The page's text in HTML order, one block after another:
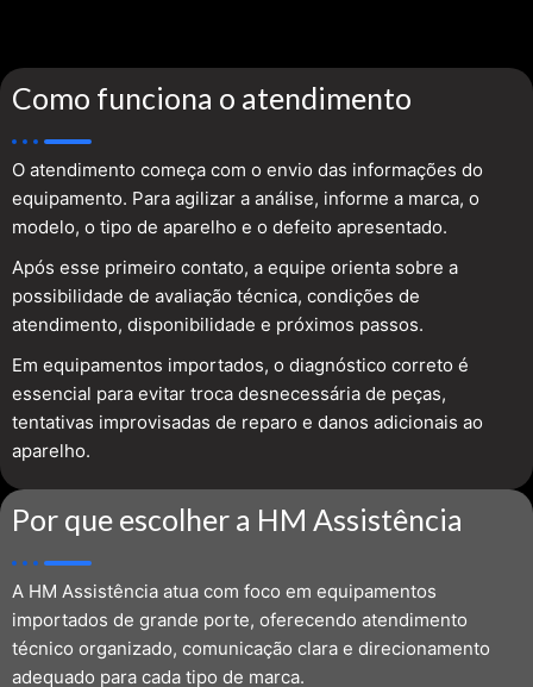
Como funciona o atendimento
O atendimento começa com o envio das informações do
equipamento. Para agilizar a análise, informe a marca, o
modelo, o tipo de aparelho e o defeito apresentado.
Após esse primeiro contato, a equipe orienta sobre a
possibilidade de avaliação técnica, condições de
atendimento, disponibilidade e próximos passos.
Em equipamentos importados, o diagnóstico correto é
essencial para evitar troca desnecessária de peças,
tentativas improvisadas de reparo e danos adicionais ao
aparelho.
Por que escolher a HM Assistência
A HM Assistência atua com foco em equipamentos
importados de grande porte, oferecendo atendimento
técnico organizado, comunicação clara e direcionamento
adequado para cada tipo de marca.